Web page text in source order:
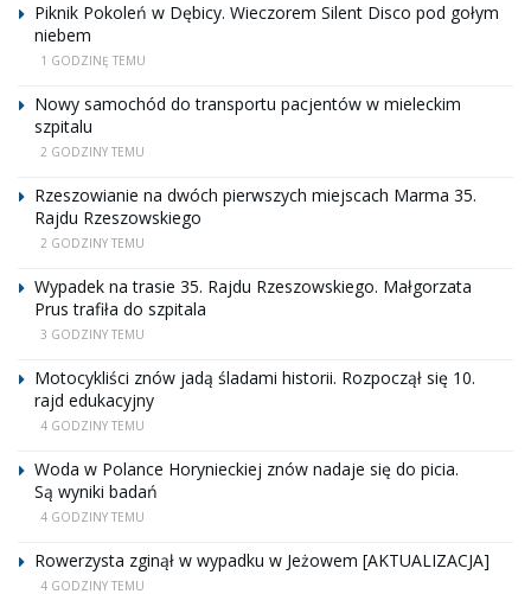
Piknik Pokoleń w Dębicy. Wieczorem Silent Disco pod gołym
niebem
1 GODZINĘ TEMU
Nowy samochód do transportu pacjentów w mieleckim
szpitalu
2 GODZINY TEMU
Rzeszowianie na dwóch pierwszych miejscach Marma 35.
Rajdu Rzeszowskiego
2 GODZINY TEMU
Wypadek na trasie 35. Rajdu Rzeszowskiego. Małgorzata
Prus trafiła do szpitala
3 GODZINY TEMU
Motocykliści znów jadą śladami historii. Rozpoczął się 10.
rajd edukacyjny
4 GODZINY TEMU
Woda w Polance Horynieckiej znów nadaje się do picia.
Są wyniki badań
4 GODZINY TEMU
Rowerzysta zginął w wypadku w Jeżowem [AKTUALIZACJA]
4 GODZINY TEMU